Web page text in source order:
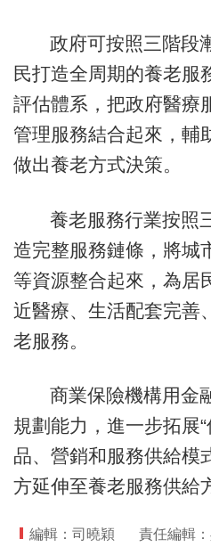
政府可按照三階段
民打造全周期的養老服
評估體系，把政府醫療
管理服務結合起來，輔
做出養老方式決策。
養老服務行業按照
造完整服務鏈條，將城
等資源整合起來，為居
近醫療、生活配套完善
老服務。
商業保險機構用金
規劃能力，進一步拓展
品、營銷和服務供給模
方延伸至養老服務供給
編輯：司曉穎 責任編輯